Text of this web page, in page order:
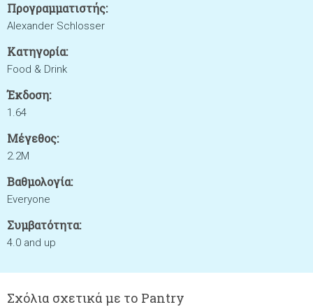
Προγραμματιστής:
Alexander Schlosser
Κατηγορία:
Food & Drink
Έκδοση:
1.64
Μέγεθος:
2.2M
Βαθμολογία:
Everyone
Συμβατότητα:
4.0 and up
Σχόλια σχετικά με το Pantry